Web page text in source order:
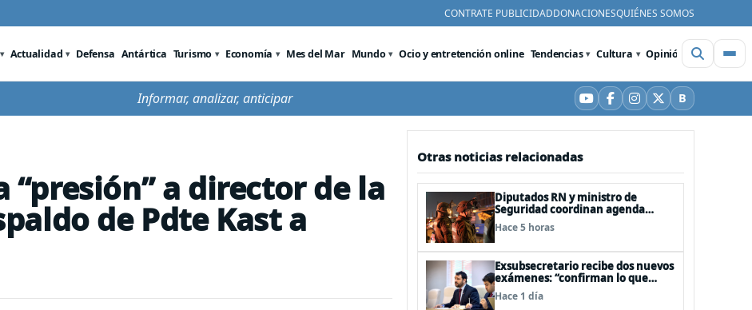
CONTRATE PUBLICIDADDONACIONESQUIÉNES SOMOS
Actualidad Defensa Antártica Turismo Economía Mes del Mar Mundo Ocio y entretención online Tendencias Cultura Opinión Videos
Informar, analizar, anticipar YouTube
Facebook
Instagram
X BBluesky
“presión” a director de la
de Pdte Kast a
Otras noticias relacionadas
Diputados RN y ministro de
Seguridad coordinan agenda
legislativa y fast track de
proyectos
Hace 5 horas
Exsubsecretario recibe dos nuevos
exámenes: “confirman lo que
siempre he dicho que no consumo
droga”
Hace 1 día